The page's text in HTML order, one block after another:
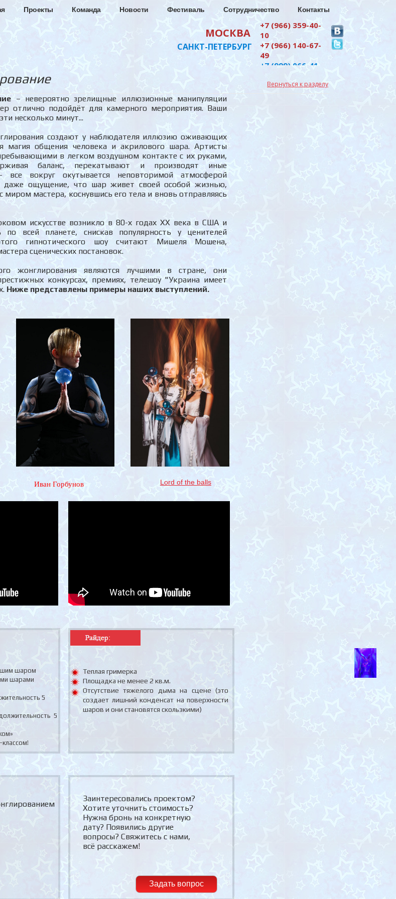
+7 (966) 359-40-
10
+7 (966) 140-67-
49
+7 (999) 066-41-
+7 (962) 702-58-
МОСКВА
САНКТ-ПЕТЕРБУРГ
Проекты Команда Новости Фестиваль Сотрудничество Контакты
Вернуться к разделу
"Проекты"
– невероятно зрелищные иллюзионные манипуляции
отлично подойдёт для камерного мероприятия. Ваши
несколько минут...
создают у наблюдателя иллюзию оживающих
магия общения человека и акрилового шара. Артисты
в легком воздушном контакте с их руками,
баланс, перекатывают и производят иные
вокруг окутывается неповторимой атмосферой
даже ощущение, что шар живет своей особой жизнью,
миром мастера, коснувшись его тела и вновь отправляясь
искусстве возникло в 80-х годах XX века в США и
по всей планете, снискав популярность у ценителей
гипнотического шоу считают Мишеля Мошена,
сценических постановок.
жонглирования являются лучшими в стране, они
конкурсах, премиях, телешоу "Украина имеет
Ниже представлены примеры наших выступлений.
шаром
шарами
5
5
Теплая гримерка
Площадка не менее 2 кв.м.
Отсутствие тяжелого дыма на сцене (это
создает лишний конденсат на поверхности
шаров и они становятся скользкими)
Заинтересовались проектом?
Хотите уточнить стоимость?
Нужна бронь на конкретную
дату? Появились другие
вопросы? Свяжитесь с нами,
всё расскажем!
Иван Горбунов
Задать вопрос
Lord of the balls